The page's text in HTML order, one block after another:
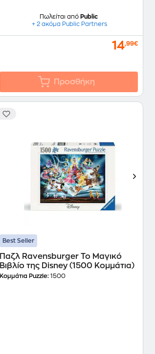
Πωλείται από Public
+ 2 ακόμα Public Partners
14,99€
Προσθήκη
Best Seller
Παζλ Ravensburger Το Μαγικό
Βιβλίο της Disney (1500 Κομμάτια)
Κομμάτια Puzzle:1500